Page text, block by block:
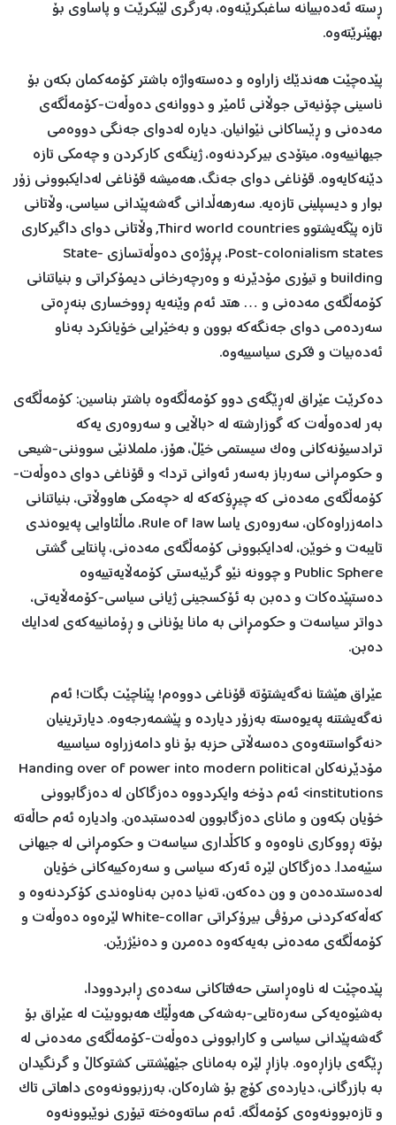
ڕستە ئەدەبییانە ساغبکرێنەوە، بەرگری لێبکرێت و پاساوی بۆ
بهێنرێتەوە.
پێدەچێت هەندێک زاراوە و دەستەواژە باشتر کۆمەکمان بکەن بۆ
ناسینی چۆنیەتی جوڵانی ئامێر و دووانەی دەوڵەت-کۆمەڵگەی
مەدەنی و ڕێساکانی نێوانیان. دیارە لەدوای جەنگی دووەمی
جیهانییەوە، میتۆدی بیرکردنەوە، ژینگەی کارکردن و چەمکی تازە
دێنەکایەوە. قۆناغی دوای جەنگ، هەمیشە قۆناغی لەدایکبوونی زۆر
بوار و دیسپلینی تازەیە. سەرهەڵدانی گەشەپێدانی سیاسی، وڵاتانی
تازە پێگەیشتوو Third world countries, وڵاتانی دوای داگیرکاری
Post-colonialism states، پڕۆژەی دەوڵەتسازی State-
building و تیۆری مۆدێرنە و وەرچەرخانی دیمۆکراتی و بنیاتنانی
کۆمەڵگەی مەدەنی و … هتد ئەم وێنەیە ڕووخساری بنەڕەتی
سەردەمی دوای جەنگەکە بوون و بەخێرایی خۆیانکرد بەناو
ئەدەبیات و فکری سیاسییەوە.
دەکرێت عێراق لەڕێگەی دوو کۆمەڵگەوە باشتر بناسین: کۆمەڵگەی
بەر لەدەوڵەت کە گوزارشتە لە <باڵایی و سەروەری یەکە
ترادسیۆنەکانی وەک سیستمی خێڵ، هۆز، ململانێی سووننی-شیعی
و حکومڕانی سەرباز بەسەر ئەوانی تردا> و قۆناغی دوای دەوڵەت-
کۆمەڵگەی مەدەنی کە چیڕۆکەکە لە <چەمکی هاووڵاتی، بنیاتنانی
دامەزراوەکان، سەروەری یاسا Rule of law، ماڵئاوایی پەیوەندی
تایبەت و خوێن، لەدایکبوونی کۆمەڵگەی مەدەنی، پانتایی گشتی
Public Sphere و چوونە نێو گرێبەستی کۆمەڵایەتییەوە
دەستپێدەکات و دەبن بە ئۆکسجینی ژیانی سیاسی-کۆمەڵایەتی،
دواتر سیاسەت و حکومڕانی بە مانا یۆنانی و ڕۆمانییەکەی لەدایک
دەبن.
عێراق هێشتا نەگەیشتۆتە قۆناغی دووەم! پێناچێت بگات! ئەم
نەگەیشتنە پەیوەستە بەزۆر دیاردە و پێشمەرجەوە. دیارترینیان
<نەگواستنەوەی دەسەڵاتی حزبە بۆ ناو دامەزراوە سیاسییە
مۆدێرنەکان Handing over of power into modern political
institutions> ئەم دۆخە وایکردووە دەزگاکان لە دەزگابوونی
خۆیان بکەون و مانای دەزگابوون لەدەستبدەن. وادیارە ئەم حاڵەتە
بۆتە ڕووکاری ناوەوە و کاکڵداری سیاسەت و حکومڕانی لە جیهانی
سێیەمدا. دەزگاکان لێرە ئەرکە سیاسی و سەرەکییەکانی خۆیان
لەدەستدەدەن و ون دەکەن، تەنیا دەبن بەناوەندی کۆکردنەوە و
کەڵەکەکردنی مرۆڤی بیرۆکراتی White-collar لێرەوە دەوڵەت و
کۆمەڵگەی مەدەنی بەیەکەوە دەمرن و دەنێژرێن.
پێدەچێت لە ناوەڕاستی حەفتاکانی سەدەی ڕابردوودا،
بەشێوەیەکی سەرەتایی-بەشەکی هەوڵێک هەبووبێت لە عێراق بۆ
گەشەپێدانی سیاسی و کارابوونی دەوڵەت-کۆمەڵگەی مەدەنی لە
ڕێگەی بازاڕەوە. بازاڕ لێرە بەمانای جێهێشتنی کشتوکاڵ و گرنگیدان
بە بازرگانی، دیاردەی کۆچ بۆ شارەکان، بەرزبوونەوەی داهاتی تاک
و تازەبوونەوەی کۆمەڵگە. ئەم ساتەوەختە تیۆری نوێبوونەوە